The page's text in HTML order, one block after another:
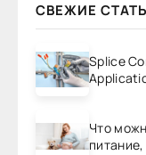
СВЕЖИЕ
Splice
Что